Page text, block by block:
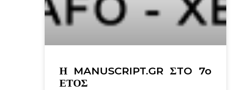
Η MANUSCRIPT.GR ΣTO 7o
ΕΤΟΣ